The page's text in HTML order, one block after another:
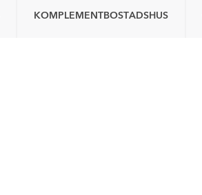
KOMPLEMENTBOSTADSHUS